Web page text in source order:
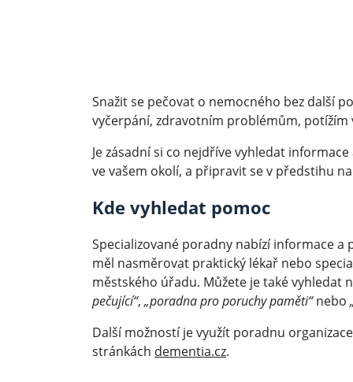
Snažit se pečovat o nemocného bez další
vyčerpání, zdravotním problémům, potížím
Je zásadní si co nejdříve vyhledat
ve vašem okolí, a připravit se v předstihu
Kde vyhledat pomoc
Specializované poradny nabízí informace
měl nasměrovat praktický lékař nebo
městského úřadu. Můžete je také vyhledat
pečující“, „poradna pro poruchy paměti“nebo
Další možností je využít poradnu
stránkách dementia.cz.